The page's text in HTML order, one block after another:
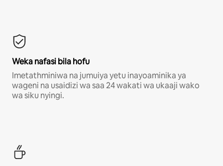
Weka nafasi bila hofu
Imetathminiwa na jumuiya yetu inayoaminika ya
wageni na usaidizi wa saa 24 wakati wa ukaaji wako
wa siku nyingi.